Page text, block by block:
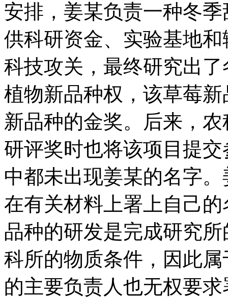
安排，姜某负责一种冬
供科研资金、实验基地
科技攻关，最终研究出
植物新品种权，该草莓
新品种的金奖。后来，
研评奖时也将该项目提
中都未出现姜某的名字
在有关材料上署上自己
品种的研发是完成研究
科所的物质条件，因此
的主要负责人也无权要求